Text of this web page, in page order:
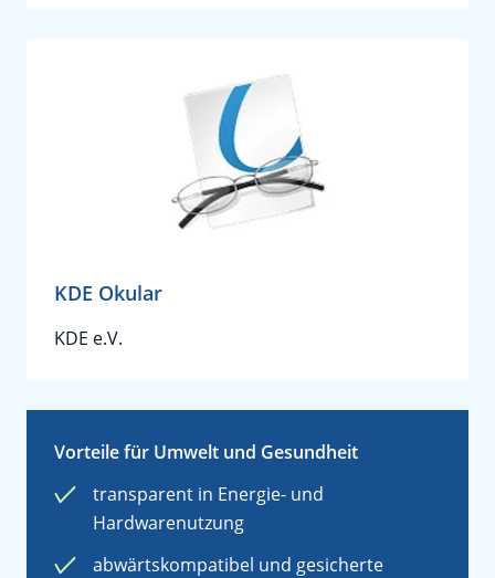
KDE Okular
KDE e.V.
Vorteile für Umwelt und Gesundheit
transparent in Energie- und
Hardwarenutzung
abwärtskompatibel und gesicherte